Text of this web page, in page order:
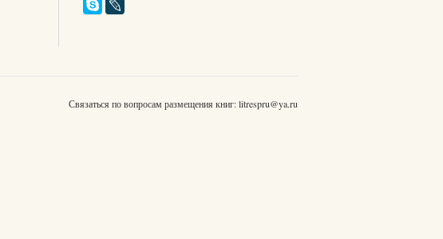
Связаться по вопросам размещения книг:litrespru@ya.ru